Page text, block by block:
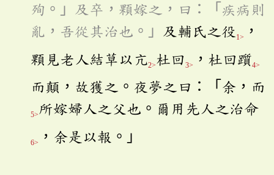
殉。」及卒，顆嫁之，曰：「疾病則
亂，吾從其治也。」 及輔氏之役 1>
，
顆見老人結草以亢2>杜回 3> ，杜回躓4>
而顛，故獲之。夜夢之曰：「余，而
5> 所嫁婦人之父也。爾用先人之治命
6> ，余是以報。」